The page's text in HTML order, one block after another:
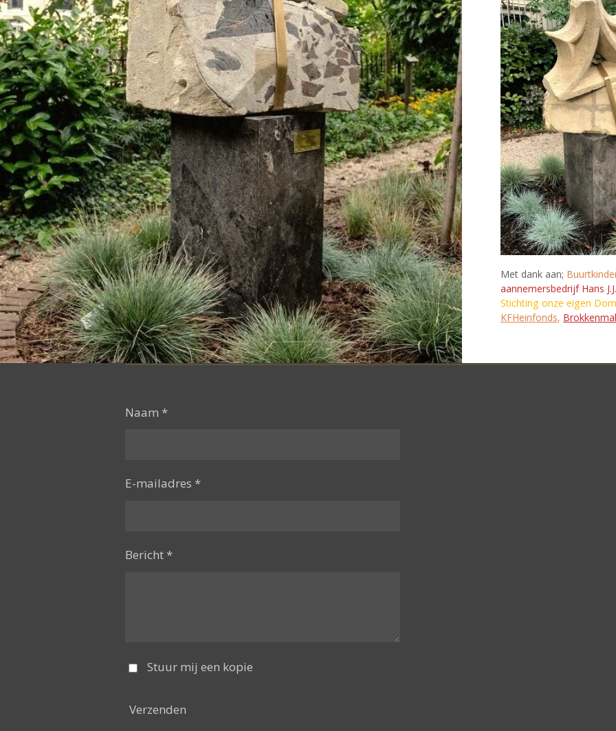
Met dank aan;
aannemersbedrijf Hans
Stichting onze eigen
KFHeinfonds,
Naam *
E-mailadres *
Bericht *
Stuur mij een kopie
Verzenden